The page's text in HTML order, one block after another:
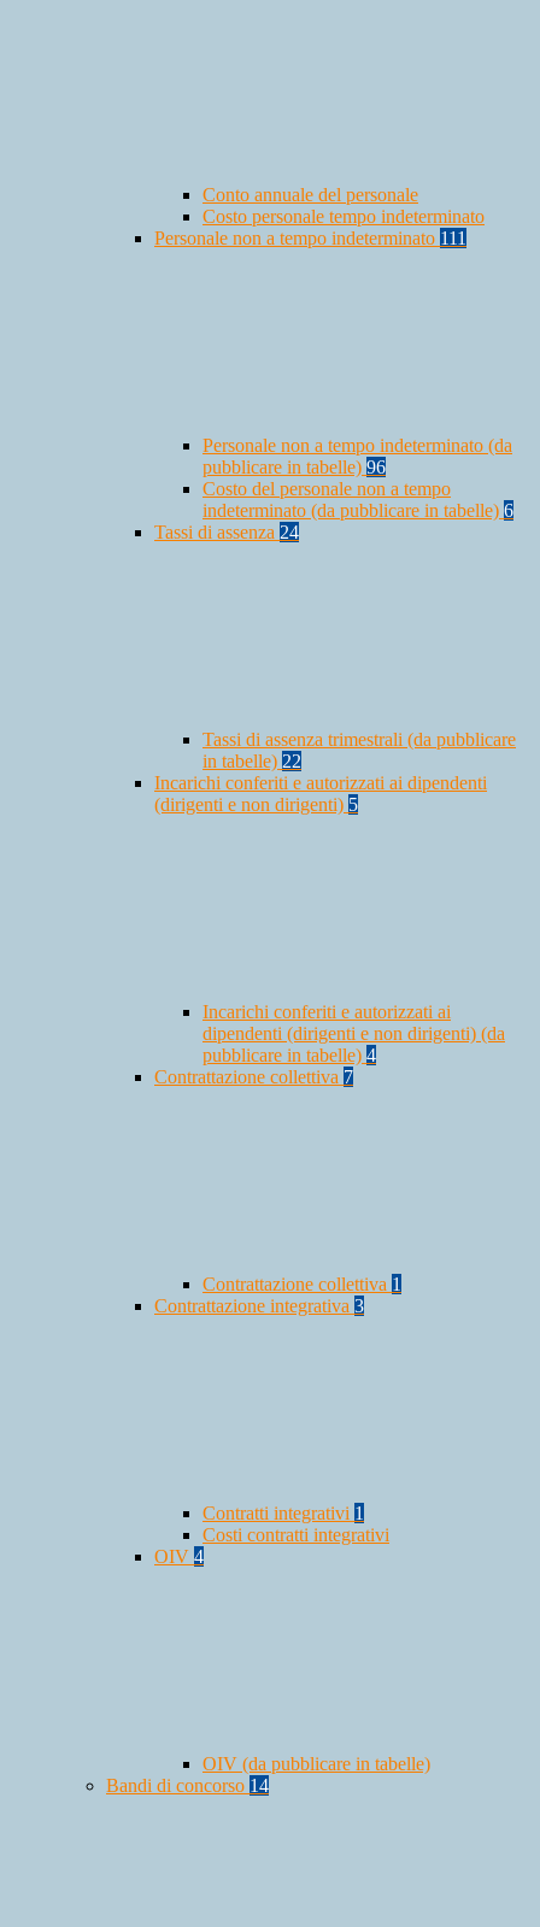
Conto annuale del personale
Costo personale tempo indeterminato
Personale non a tempo indeterminato 111
Personale non a tempo indeterminato (da
pubblicare in tabelle) 96
Costo del personale non a tempo
indeterminato (da pubblicare in tabelle) 6
Tassi di assenza 24
Tassi di assenza trimestrali (da pubblicare
in tabelle) 22
Incarichi conferiti e autorizzati ai dipendenti
(dirigenti e non dirigenti) 5
Incarichi conferiti e autorizzati ai
dipendenti (dirigenti e non dirigenti) (da
pubblicare in tabelle) 4
Contrattazione collettiva 7
Contrattazione collettiva 1
Contrattazione integrativa 3
Contratti integrativi 1
Costi contratti integrativi
OIV 4
OIV (da pubblicare in tabelle)
Bandi di concorso 14